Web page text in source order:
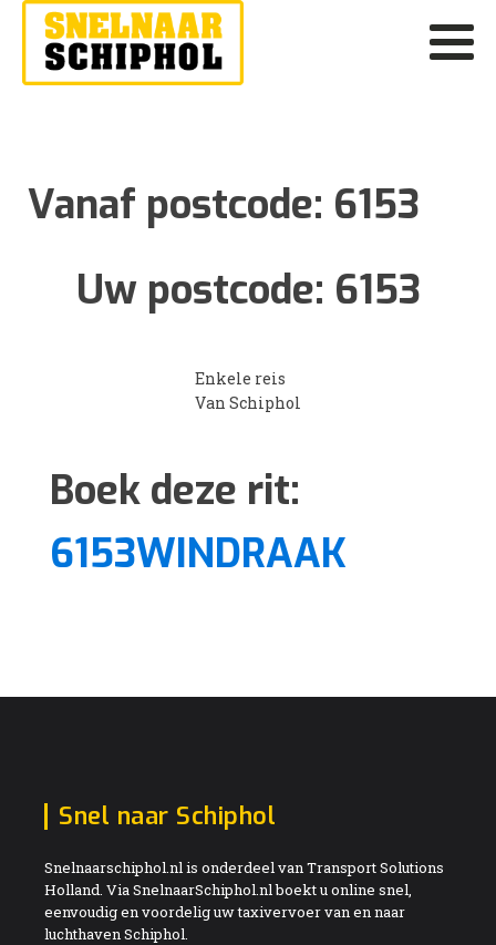
Vanaf postcode: 6153
Uw postcode: 6153
Enkele reis
Van Schiphol
Boek deze rit:
6153WINDRAAK
Snel naar Schiphol
Snelnaarschiphol.nl is onderdeel van Transport Solutions
Holland. Via SnelnaarSchiphol.nl boekt u online snel,
eenvoudig en voordelig uw taxivervoer van en naar
luchthaven Schiphol.